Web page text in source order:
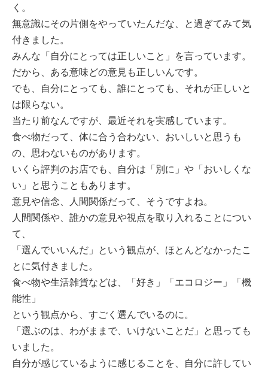
く。
無意識にその片側をやっていたんだな、と過ぎてみて気
付きました。
みんな「自分にとっては正しいこと」を言っています。
だから、ある意味どの意見も正しいんです。
でも、自分にとっても、誰にとっても、それが正しいと
は限らない。
当たり前なんですが、最近それを実感しています。
食べ物だって、体に合う合わない、おいしいと思うも
の、思わないものがあります。
いくら評判のお店でも、自分は「別に」や「おいしくな
い」と思うこともあります。
意見や信念、人間関係だって、そうですよね。
人間関係や、誰かの意見や視点を取り入れることについ
て、
「選んでいいんだ」という観点が、ほとんどなかったこ
とに気付きました。
食べ物や生活雑貨などは、「好き」「エコロジー」「機
能性」
という観点から、すごく選んでいるのに。
「選ぶのは、わがままで、いけないことだ」と思っても
いました。
自分が感じているように感じることを、自分に許してい